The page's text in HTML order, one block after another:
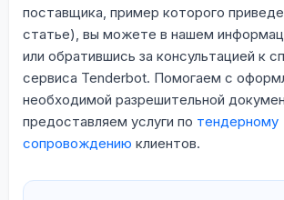
поставщика, пример которого
статье), вы можете в нашем
или обратившись за консультацией к
сервиса Tenderbot. Помогаем с
необходимой разрешительной
предоставляем услуги по тендерному
сопровождению клиентов.